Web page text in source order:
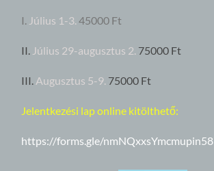
I. Július 1-3. 45000 Ft
II. Július 29-augusztus 2. 75000 Ft
III. Augusztus 5-9. 75000 Ft
Jelentkezési lap online kitölthető:
https://forms.gle/nmNQxxsYmcmupin58